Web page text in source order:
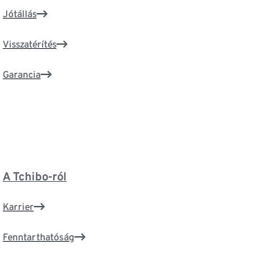
Jótállás
Visszatérítés
Garancia
A Tchibo-ról
Karrier
Fenntarthatóság